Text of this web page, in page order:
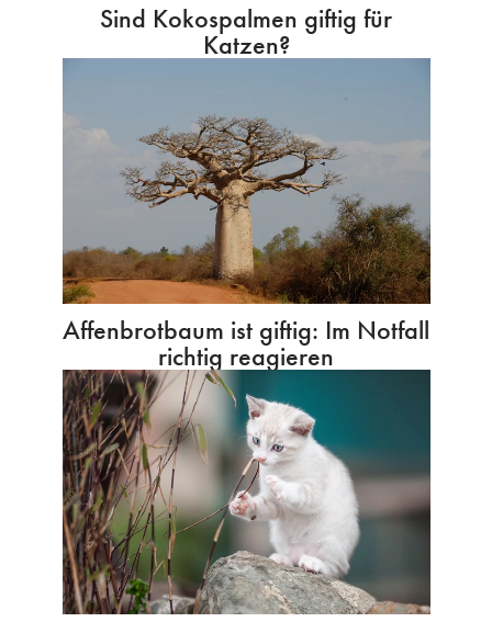
Sind Kokospalmen giftig für
Katzen?
Affenbrotbaum ist giftig: Im Notfall
richtig reagieren